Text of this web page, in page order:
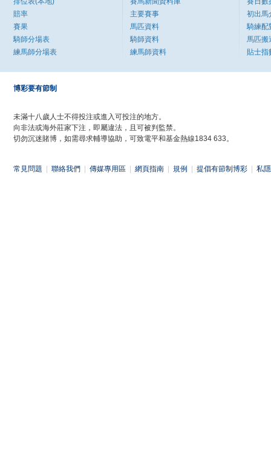
賠率
賽果
騎師分場表
練馬師分場表
主要賽事
馬匹資料
騎師資料
練馬師資料
初出馬
騎練配
馬匹搬
貼士指
博彩要有節制
未滿十八歲人士不得投注或進入可投注的地方。
向非法或海外莊家下注，即屬違法，且可被判監禁。
切勿沉迷賭博，如需尋求輔導協助，可致電平和基金熱線1834 633。
常見問題 聯絡我們 傳媒專用區 網頁指南 規例 提倡有節制博彩 私